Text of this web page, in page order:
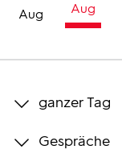
Aug Aug
ganzer Tag
Gespräche